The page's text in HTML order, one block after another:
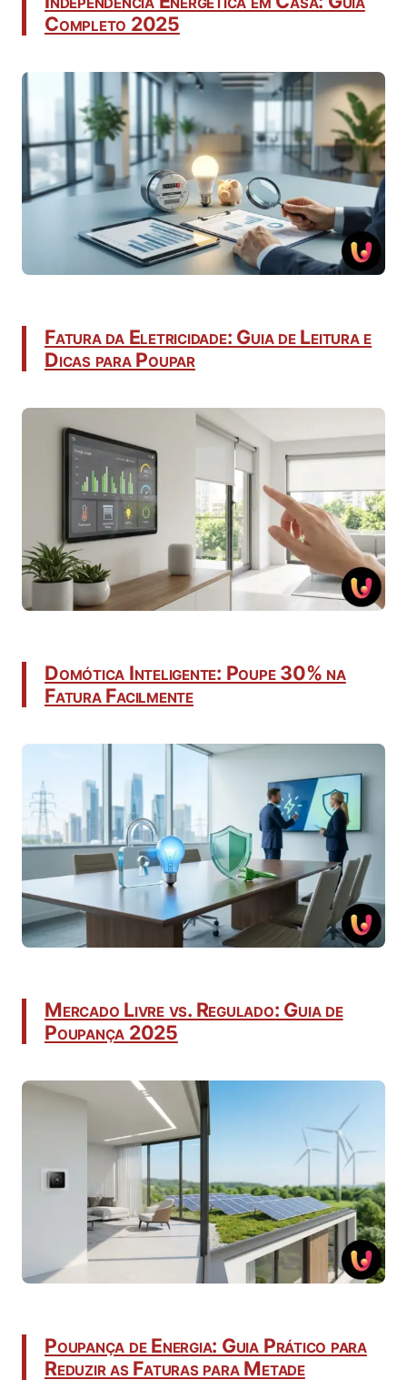
Completo 2025
Fatura da Eletricidade: Guia de Leitura e
Dicas para Poupar
Domótica Inteligente: Poupe 30% na
Fatura Facilmente
Mercado Livre vs. Regulado: Guia de
Poupança 2025
Poupança de Energia: Guia Prático para
Reduzir as Faturas para Metade